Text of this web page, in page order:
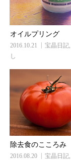
オイルプリング
2016.10.21 宝晶日記,
し
除去食のこころみ
2016.08.20 宝晶日記